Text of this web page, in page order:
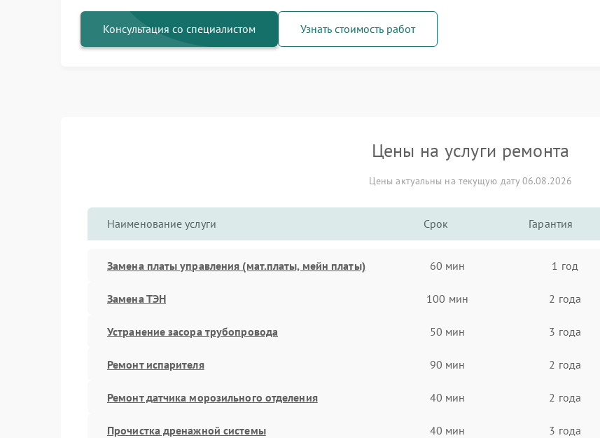
Консультация со специалистом Узнать стоимость работ
Цены на услуги ремонта
Цены актуальны на текущую дату 06.08.2026
Наименование услуги Срок Гарантия
Замена платы управления (мат.платы, мейн платы) 60 мин 1 год
Замена ТЭН 100 мин 2 года
Устранение засора трубопровода 50 мин 3 года
Ремонт испарителя 90 мин 2 года
Ремонт датчика морозильного отделения 40 мин 2 года
Прочистка дренажной системы 40 мин 3 года